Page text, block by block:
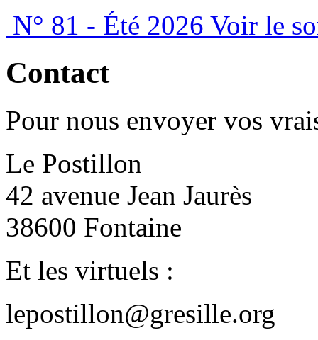
N° 81 - Été 2026 Voir le
Contact
Pour nous envoyer vos
Le Postillon
42 avenue Jean Jaurès
38600 Fontaine
Et les virtuels :
lepostillon@gresille.org